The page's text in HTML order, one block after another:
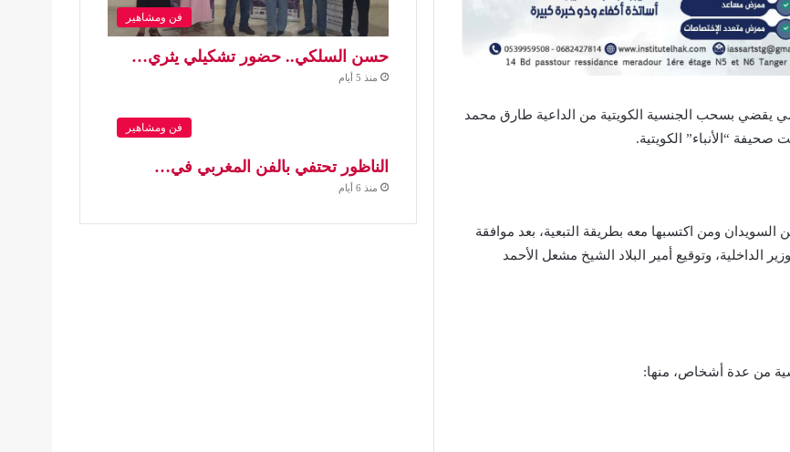
يقضي بسحب الجنسية الكويتية من الداعية طارق محمد
“الأنباء” الكويتية.
على سحب الجنسية من السويدان ومن اكتسبها معه بطريقة التبعية، بعد موافقة
وتوقيع أمير البلاد الشيخ مشعل الأحمد
من عدة أشخاص، منها:
فن ومشاهير
حسن السلكي.. حضور تشكيلي يثري…
منذ 5 أيام
فن ومشاهير
الناظور تحتفي بالفن المغربي في…
منذ 6 أيام